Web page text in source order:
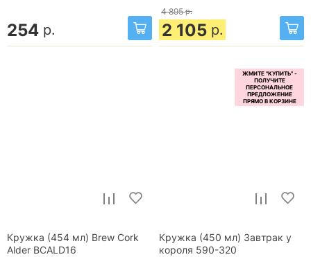
254 р.
4 895 р.
2 105 р.
Кружка (454 мл) Brew Cork
Alder BCALD16
Кружка (450 мл) Завтрак у
короля 590-320